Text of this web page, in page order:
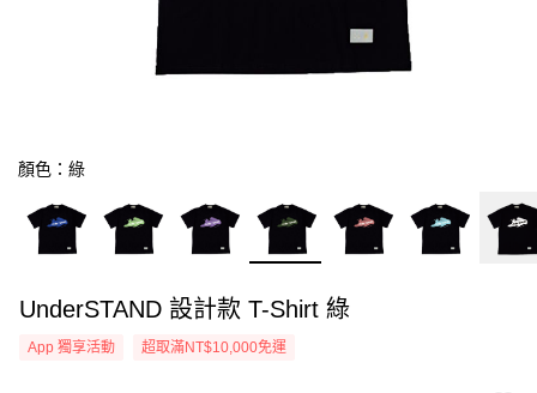
顏色：綠
UnderSTAND 設計款 T-Shirt 綠
App 獨享活動 超取滿NT$10,000免運